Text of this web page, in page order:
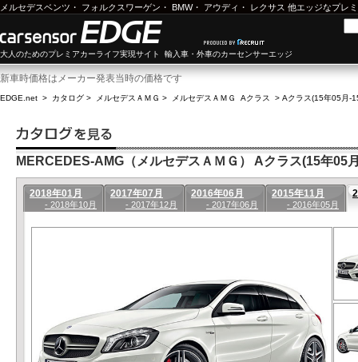
メルセデスベンツ ・ フォルクスワーゲン ・ BMW・ アウディ ・ レクサス 他エッジなプレ
大人のためのプレミアカーライフ実現サイト 輸入車・外車のカーセンサーエッジ
新車時価格はメーカー発表当時の価格です
EDGE.net > カタログ > メルセデスＡＭＧ > メルセデスＡＭＧ Aクラス > Aクラス(15年05月-
MERCEDES-AMG（メルセデスＡＭＧ） Aクラス(15年05
2018年01月
- 2018年10月
2017年07月
- 2017年12月
2016年06月
- 2017年06月
2015年11月
- 2016年05月